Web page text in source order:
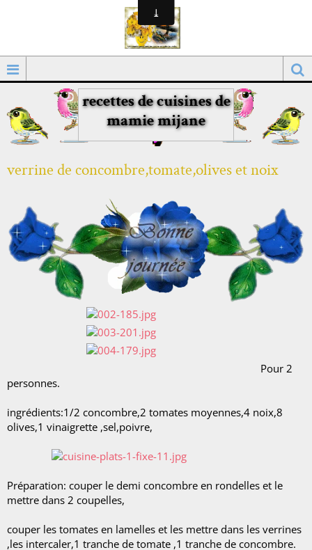
recettes de cuisines de
mamie mijane
verrine de concombre,tomate,olives et noix
Pour 2
personnes.
ingrédients:1/2 concombre,2 tomates moyennes,4 noix,8
olives,1 vinaigrette ,sel,poivre,
Préparation: couper le demi concombre en rondelles et le
mettre dans 2 coupelles,
couper les tomates en lamelles et les mettre dans les verrines
,les intercaler,1 tranche de tomate ,1 tranche de concombre.